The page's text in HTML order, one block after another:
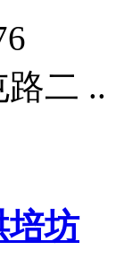
二 ..
培坊